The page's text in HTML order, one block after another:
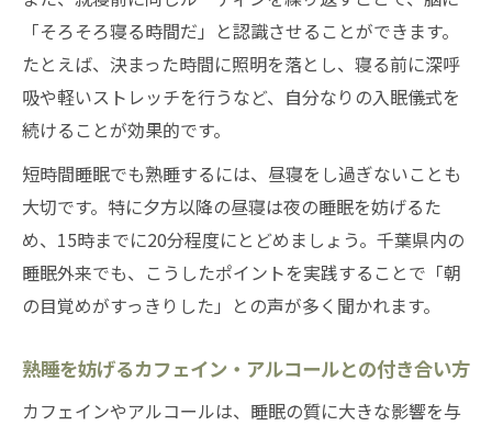
「そろそろ寝る時間だ」と認識させることができます。
たとえば、決まった時間に照明を落とし、寝る前に深呼
吸や軽いストレッチを行うなど、自分なりの入眠儀式を
続けることが効果的です。
短時間睡眠でも熟睡するには、昼寝をし過ぎないことも
大切です。特に夕方以降の昼寝は夜の睡眠を妨げるた
め、15時までに20分程度にとどめましょう。千葉県内の
睡眠外来でも、こうしたポイントを実践することで「朝
の目覚めがすっきりした」との声が多く聞かれます。
熟睡を妨げるカフェイン・アルコールとの付き合い方
カフェインやアルコールは、睡眠の質に大きな影響を与